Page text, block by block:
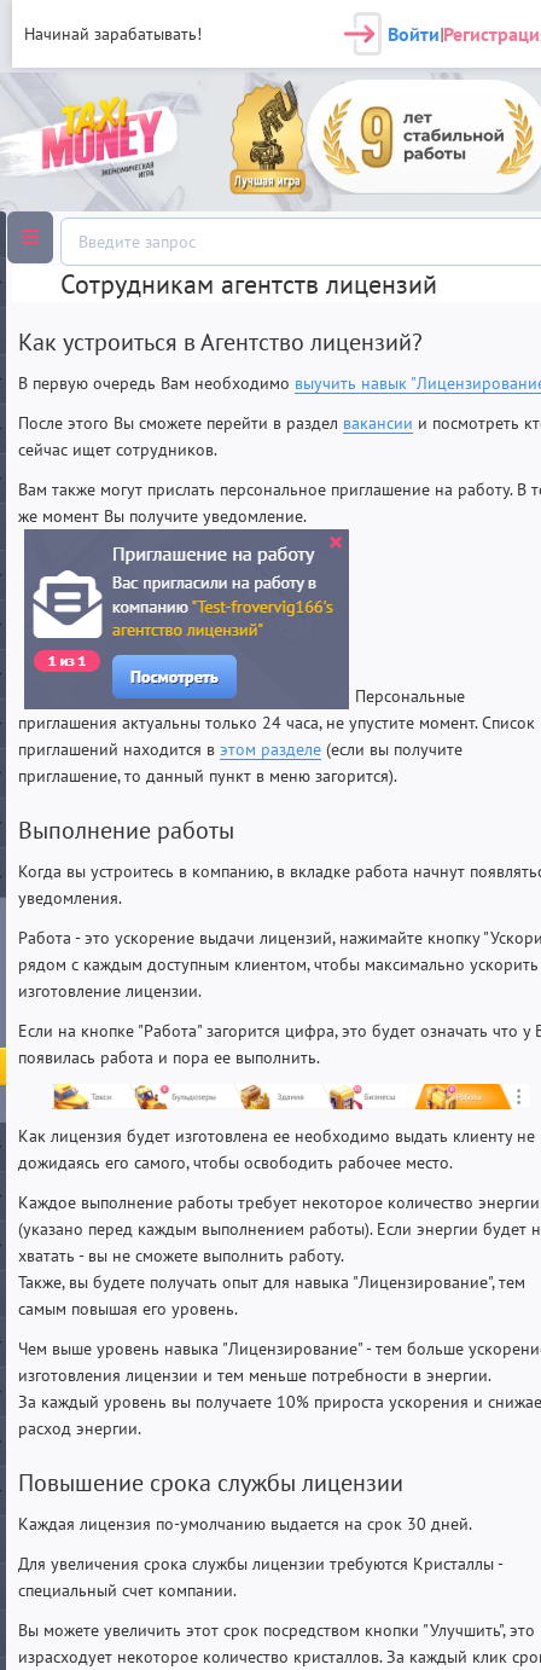
Начинай зарабатывать! Войти|
Сотрудникам агентств лицензий
Как устроиться в Агентство лицензий?
В первую очередь Вам необходимо выучить навык
После этого Вы сможете перейти в раздел вакансии и посмотреть
сейчас ищет сотрудников.
Вам также могут прислать персональное приглашение на работу. В
же момент Вы получите уведомление.
Персональные
приглашения актуальны только 24 часа, не упустите момент. Список
приглашений находится в этом разделе (если вы получите
приглашение, то данный пункт в меню загорится).
Выполнение работы
Когда вы устроитесь в компанию, в вкладке работа начнут
уведомления.
Работа - это ускорение выдачи лицензий, нажимайте кнопку
рядом с каждым доступным клиентом, чтобы максимально ускорить
изготовление лицензии.
Если на кнопке "Работа" загорится цифра, это будет означать что у
появилась работа и пора ее выполнить.
Как лицензия будет изготовлена ее необходимо выдать клиенту не
дожидаясь его самого, чтобы освободить рабочее место.
Каждое выполнение работы требует некоторое количество энергии
(указано перед каждым выполнением работы). Если энергии будет
хватать - вы не сможете выполнить работу.
Также, вы будете получать опыт для навыка "Лицензирование", тем
самым повышая его уровень.
Чем выше уровень навыка "Лицензирование" - тем больше
изготовления лицензии и тем меньше потребности в энергии.
За каждый уровень вы получаете 10% прироста ускорения и
расход энергии.
Повышение срока службы лицензии
Каждая лицензия по-умолчанию выдается на срок 30 дней.
Для увеличения срока службы лицензии требуются Кристаллы -
специальный счет компании.
Вы можете увеличить этот срок посредством кнопки "Улучшить", это
израсходует некоторое количество кристаллов. За каждый клик